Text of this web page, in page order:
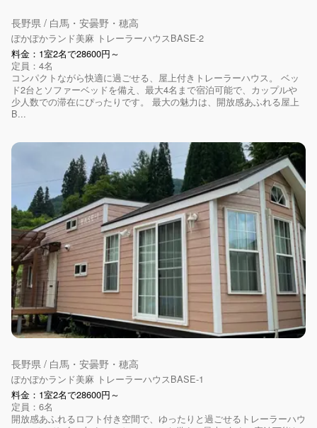
長野県 / 白馬・安曇野・穂高
ぽかぽかランド美麻 トレーラーハウスBASE-2
料金：1室2名で28600円～
定員：4名
コンパクトながら快適に過ごせる、屋上付きトレーラーハウス。 ベッ
ド2台とソファーベッドを備え、最大4名まで宿泊可能で、カップルや
少人数での滞在にぴったりです。 最大の魅力は、開放感あふれる屋上
B...
長野県 / 白馬・安曇野・穂高
ぽかぽかランド美麻 トレーラーハウスBASE-1
料金：1室2名で28600円～
定員：6名
開放感あふれるロフト付き空間で、ゆったりと過ごせるトレーラーハウ